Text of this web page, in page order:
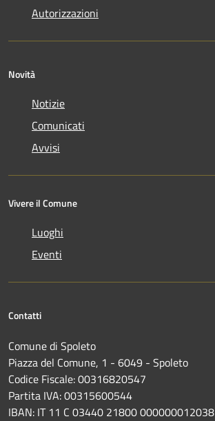
Autorizzazioni
Novità
Notizie
Comunicati
Avvisi
Vivere il Comune
Luoghi
Eventi
Contatti
Comune di Spoleto
Piazza del Comune, 1 - 6049 - Spoleto
Codice Fiscale: 00316820547
Partita IVA: 00315600544
IBAN: IT 11 C 03440 21800 000000012038